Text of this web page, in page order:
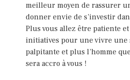
meilleur moyen de rassurer
donner envie de s’investir
Plus vous allez être patiente
initiatives pour une vivre une
palpitante et plus l’homme
sera accro à vous !